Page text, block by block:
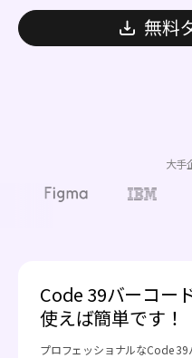
無料
大手
Code 39バーコー
使えば簡単です！
プロフェッショナルなCode